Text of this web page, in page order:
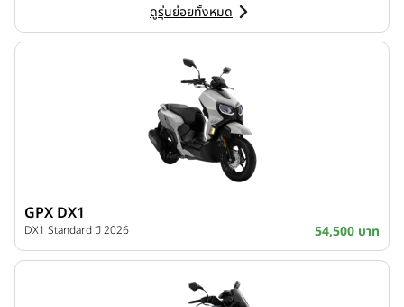
ดูรุ่นย่อยทั้งหมด
GPX DX1
DX1 Standard ปี 2026 54,500 บาท